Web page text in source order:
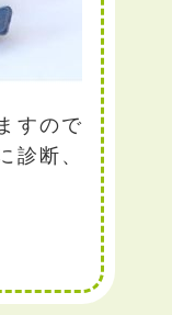
すので
診断、